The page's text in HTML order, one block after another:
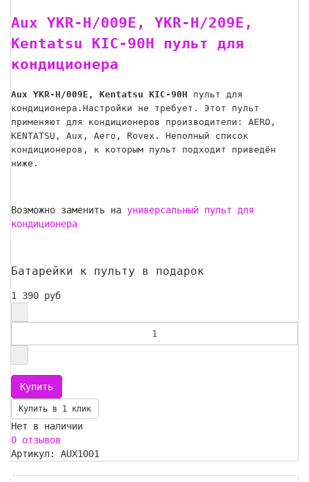
Aux YKR-H/009E, YKR-H/209E,
Kentatsu KIC-90H пульт для
кондиционера
Aux YKR-H/009E, Kentatsu KIC-90H пульт для
кондиционера.Настройки не требует. Этот пульт
применяют для кондиционеров производители: AERO,
KENTATSU, Aux, Aero, Rovex. Неполный список
кондиционеров, к которым пульт подходит приведён
ниже.
Возможно заменить на универсальный пульт для
кондиционера
Батарейки к пульту в подарок
1 390 руб
Купить в 1 клик
Нет в наличии
0 отзывов
Артикул: AUX1001